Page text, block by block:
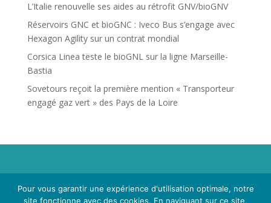
L’Italie renouvelle ses aides au rétrofit GNV/bioGNV
Réservoirs GNC et bioGNC : Iveco Bus s’engage avec
Hexagon Agility sur un contrat mondial
Corsica Linea teste le bioGNL sur la ligne Marseille-
Bastia
Sovetours reçoit la première mention « Transporteur
engagé gaz vert » des Pays de la Loire
Propriété de Territoire d'Energie Lot-et-Garonne. Voir
Mentions LégalesetPolitique de Confidentialité.
Pour vous garantir une expérience d'utilisation optimale, notre
site fonctionne avec des cookies. En naviguant sur ce site,